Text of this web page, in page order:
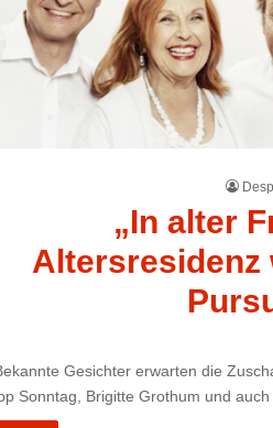
„In alter
Altersresidenz
Gesichter erwarten die
Sonntag, Brigitte Grothum und